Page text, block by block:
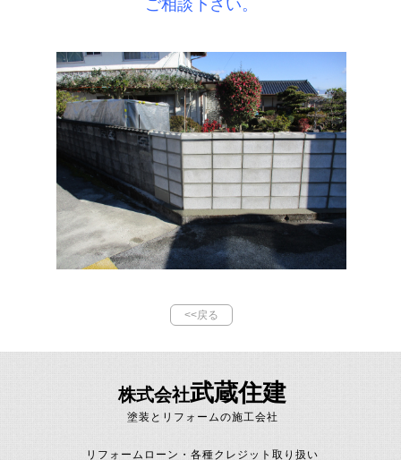
ご相談下さい。
<<戻る
塗装とリフォームの施工会社
株式会社武蔵住建
リフォームローン・各種クレジット取り扱い